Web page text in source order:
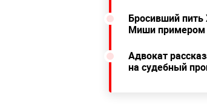
Бросивший
Миши примером
Адвокат
на судебный